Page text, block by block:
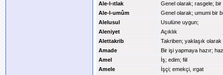
Ale-l-ıtlak
Genel olarak; rasgele; bir
Ale-l-umûm
Genel olarak; umumi bir
Alelusul
Usulüne uygun;
Aleniyet
Açıklık
Alettakrib
Takriben; yaklaşık olarak
Amade
Bir işi yapmaya hazır;
Amel
İş; edim; fiil
Amele
İşçi; emekçi, ırgat